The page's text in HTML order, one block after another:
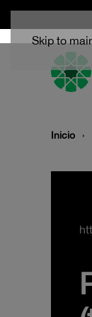
Skip to
Inicio